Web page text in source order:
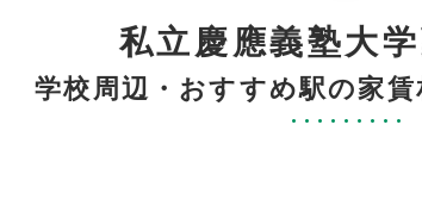
私立慶應義塾大
学校周辺・おすすめ駅の家